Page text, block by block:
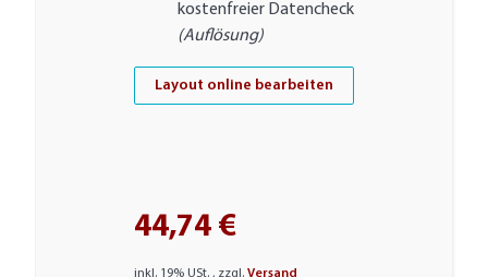
kostenfreier Datencheck
(Auflösung)
Layout online bearbeiten
44,74 €
inkl. 19% USt. , zzgl. Versand